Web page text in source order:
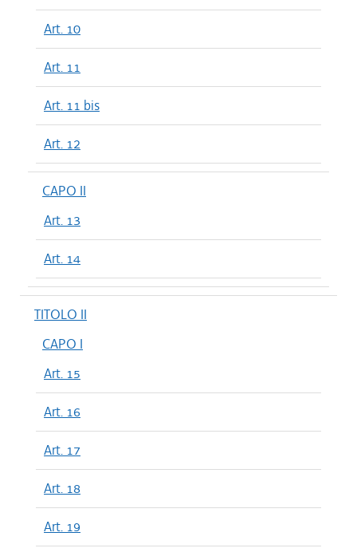
Art. 10
Art. 11
Art. 11 bis
Art. 12
CAPO II
Art. 13
Art. 14
TITOLO II
CAPO I
Art. 15
Art. 16
Art. 17
Art. 18
Art. 19